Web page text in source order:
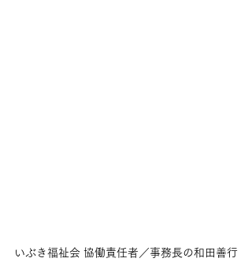
いぶき福祉会 協働責任者／事務長の和田善行